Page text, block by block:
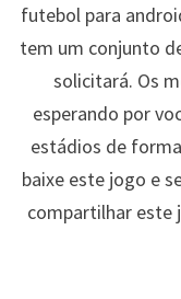
futebol para
tem um conjunto
solicitará. Os
esperando por
estádios de
baixe este jogo e
compartilhar este